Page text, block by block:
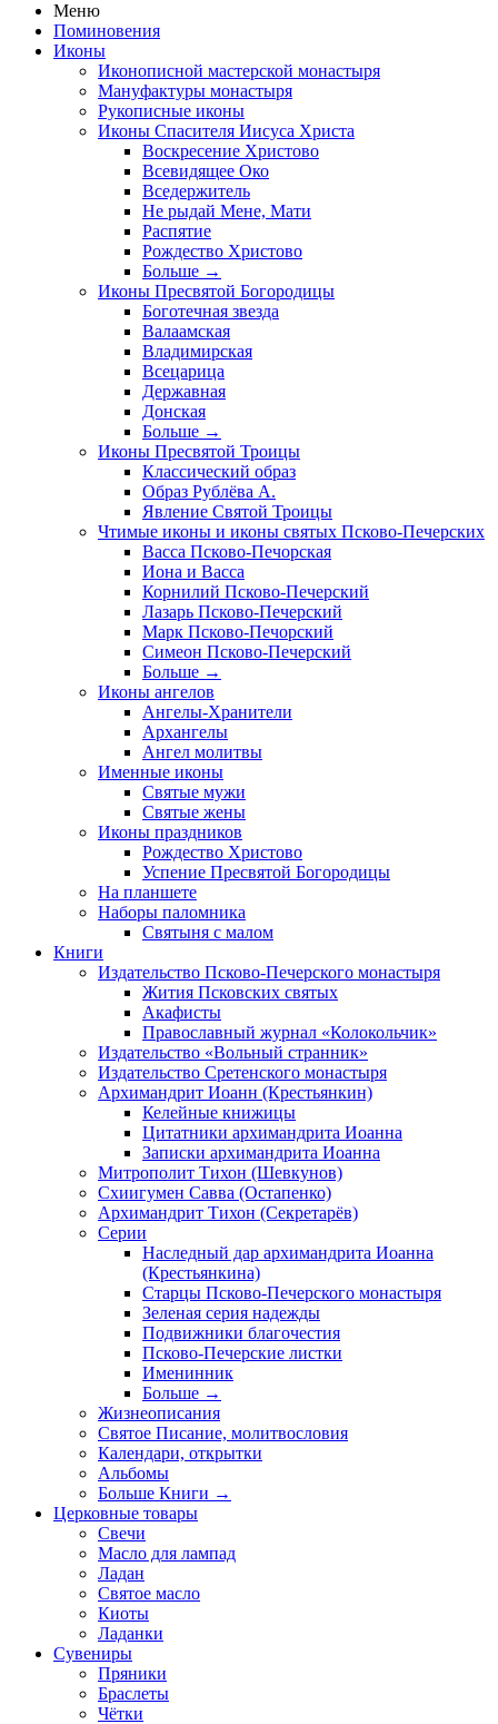
Меню
Поминовения
Иконы
Иконописной мастерской монастыря
Мануфактуры монастыря
Рукописные иконы
Иконы Спасителя Иисуса Христа
Воскресение Христово
Всевидящее Око
Вседержитель
Не рыдай Мене, Мати
Распятие
Рождество Христово
Больше →
Иконы Пресвятой Богородицы
Боготечная звезда
Валаамская
Владимирская
Всецарица
Державная
Донская
Больше →
Иконы Пресвятой Троицы
Классический образ
Образ Рублёва А.
Явление Святой Троицы
Чтимые иконы и иконы святых Псково-Печерских
Васса Псково-Печорская
Иона и Васса
Корнилий Псково-Печерский
Лазарь Псково-Печерский
Марк Псково-Печорский
Симеон Псково-Печерский
Больше →
Иконы ангелов
Ангелы-Хранители
Архангелы
Ангел молитвы
Именные иконы
Святые мужи
Святые жены
Иконы праздников
Рождество Христово
Успение Пресвятой Богородицы
На планшете
Наборы паломника
Святыня с малом
Книги
Издательство Псково-Печерского монастыря
Жития Псковских святых
Акафисты
Православный журнал «Колокольчик»
Издательство «Вольный странник»
Издательство Сретенского монастыря
Архимандрит Иоанн (Крестьянкин)
Келейные книжицы
Цитатники архимандрита Иоанна
Записки архимандрита Иоанна
Митрополит Тихон (Шевкунов)
Схиигумен Савва (Остапенко)
Архимандрит Тихон (Секретарёв)
Серии
Наследный дар архимандрита Иоанна
(Крестьянкина)
Старцы Псково-Печерского монастыря
Зеленая серия надежды
Подвижники благочестия
Псково-Печерские листки
Именинник
Больше →
Жизнеописания
Святое Писание, молитвословия
Календари, открытки
Альбомы
Больше Книги →
Церковные товары
Свечи
Масло для лампад
Ладан
Святое масло
Киоты
Ладанки
Сувениры
Пряники
Браслеты
Чётки